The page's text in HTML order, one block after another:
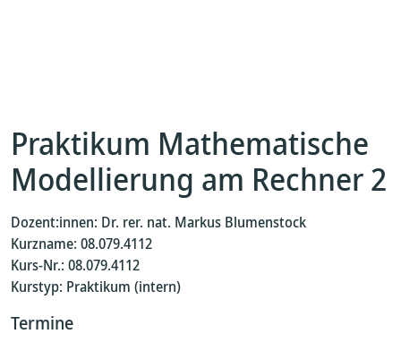
Praktikum Mathematische
Modellierung am Rechner 2
Dozent:innen: Dr. rer. nat. Markus Blumenstock
Kurzname: 08.079.4112
Kurs-Nr.: 08.079.4112
Kurstyp: Praktikum (intern)
Termine